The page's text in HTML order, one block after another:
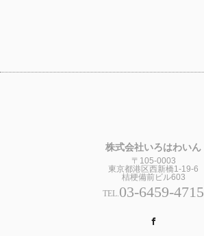
株式会社いろはわいん
〒105-0003
東京都港区西新橋1-19-6
桔梗備前ビル603
TEL. 03-6459-4715